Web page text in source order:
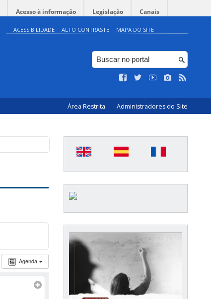
Acesso à informação Legislação Canais
ACESSIBILIDADE ALTO CONTRASTE MAPA DO SITE
Área Restrita Administradores do Site
Agenda